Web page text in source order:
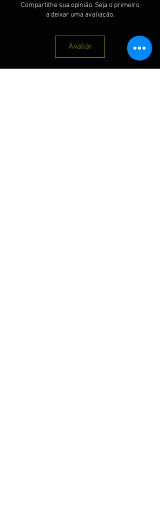
Compartilhe sua opinião. Seja o primeiro
a deixar uma avaliação.
Avaliar